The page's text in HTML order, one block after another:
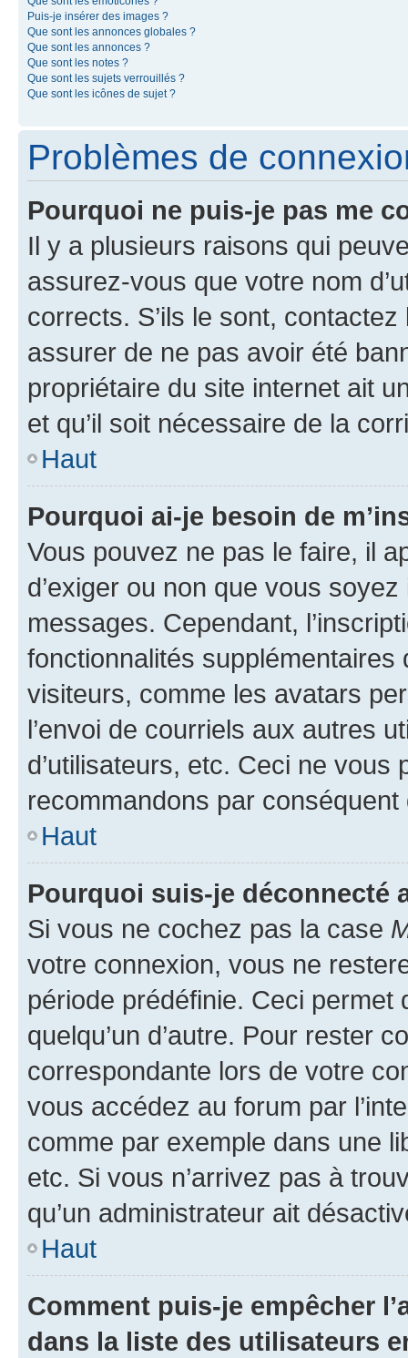
Puis-je insérer des images ?
Que sont les annonces globales ?
Que sont les annonces ?
Que sont les notes ?
Que sont les sujets verrouillés ?
Que sont les icônes de sujet ?
Problèmes de
Pourquoi ne puis-je pas me
Il y a plusieurs raisons qui
assurez-vous que votre nom
corrects. S’ils le sont,
assurer de ne pas avoir été
propriétaire du site internet ait
et qu’il soit nécessaire de la
Haut
Pourquoi ai-je besoin de
Vous pouvez ne pas le faire, il
d’exiger ou non que vous
messages. Cependant,
fonctionnalités
visiteurs, comme les avatars
l’envoi de courriels aux autres
d’utilisateurs, etc. Ceci ne vous
recommandons par conséquent
Haut
Pourquoi suis-je déconnecté
Si vous ne cochez pas la case
votre connexion, vous ne
période prédéfinie. Ceci permet
quelqu’un d’autre. Pour rester
correspondante lors de votre
vous accédez au forum par
comme par exemple dans une
etc. Si vous n’arrivez pas à
qu’un administrateur ait
Haut
Comment puis-je empêcher
dans la liste des utilisateurs